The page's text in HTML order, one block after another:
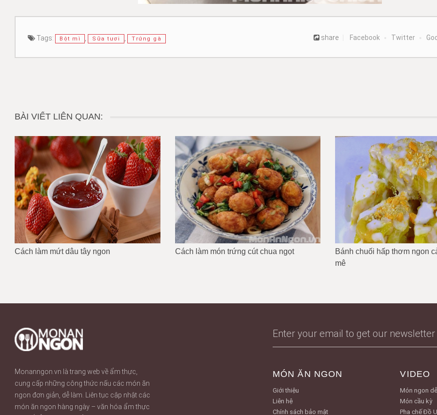
Tags: Bột mì Sữa tươi Trứng gà share Facebook Twitter
BÀI VIẾT LIÊN QUAN:
Cách làm mứt dâu tây ngon Cách làm món trứng cút chua ngọt
Bánh chuối hấp thơm ngon
mê
Monanngon.vn là trang web về ẩm thực,
cung cấp những công thức nấu các món ăn
ngon đơn giản, dễ làm. Liên tục cập nhật các
món ăn ngon hàng ngày – văn hóa ẩm thực
MÓN ĂN NGON
Giới thiệu
Liên hệ
Chính sách bảo mật
VIDEO
Món ngon
Món cầu kỳ
Pha chế Đồ